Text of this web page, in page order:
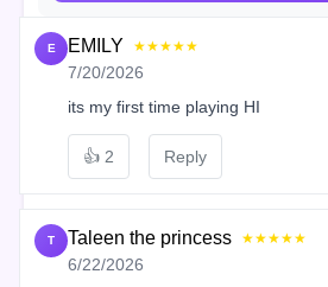
E EMILY ★★★★★
7/20/2026
its my first time playing HI
👍 2 Reply
T Taleen the princess ★★★★★
6/22/2026